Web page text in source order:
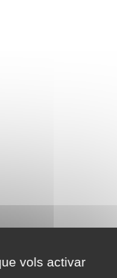
vols activar